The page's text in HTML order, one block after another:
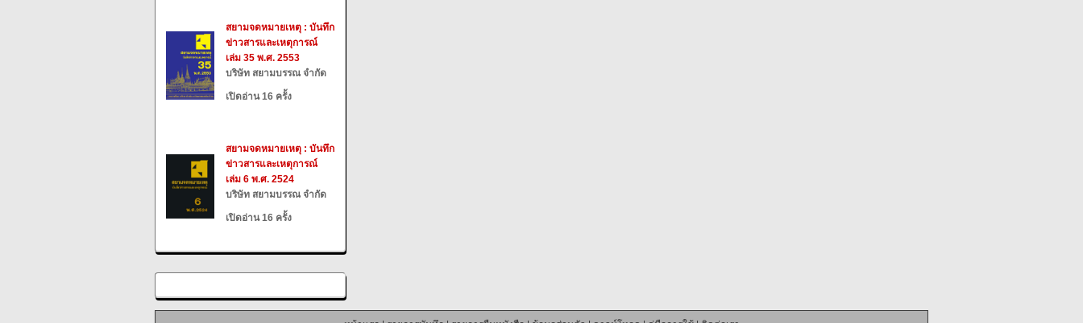
สยามจดหมายเหตุ : บันทึก
ข่าวสารและเหตุการณ์
เล่ม 35 พ.ศ. 2553
บริษัท สยามบรรณ จำกัด
เปิดอ่าน 16 ครั้ง
สยามจดหมายเหตุ : บันทึก
ข่าวสารและเหตุการณ์
เล่ม 6 พ.ศ. 2524
บริษัท สยามบรรณ จำกัด
เปิดอ่าน 16 ครั้ง